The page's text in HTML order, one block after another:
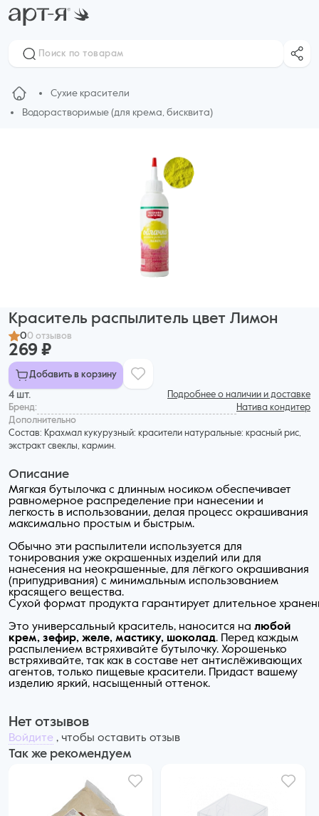
Сухие красители
Водорастворимые (для крема, бисквита)
Краситель распылитель цвет Лимон
00 отзывов
269 ₽
Добавить в корзину
4 шт.
Подробнее о наличии и доставке
Бренд:
Натива кондитер
Дополнительнo
Состав: Крахмал кукурузный: красители натуральные: красный рис,
экстракт свеклы, кармин.
Описание
Мягкая бутылочка с длинным носиком обеспечивает
равномерное распределение при нанесении и
легкость в использовании, делая процесс окрашивания
максимально простым и быстрым.
Обычно эти распылители используется для
тонирования уже окрашенных изделий или для
нанесения на неокрашенные, для лёгкого окрашивания
(припудривания) с минимальным использованием
красящего вещества.
Сухой формат продукта гарантирует длительное
Это универсальный краситель, наносится на любой
крем, зефир, желе, мастику, шоколад. Перед каждым
распылением встряхивайте бутылочку. Хорошенько
встряхивайте, так как в составе нет антислёживающих
агентов, только пищевые красители. Придаст вашему
изделию яркий, насыщенный оттенок.
Нет отзывов
Войдите , чтобы оставить отзыв
Так же рекомендуем